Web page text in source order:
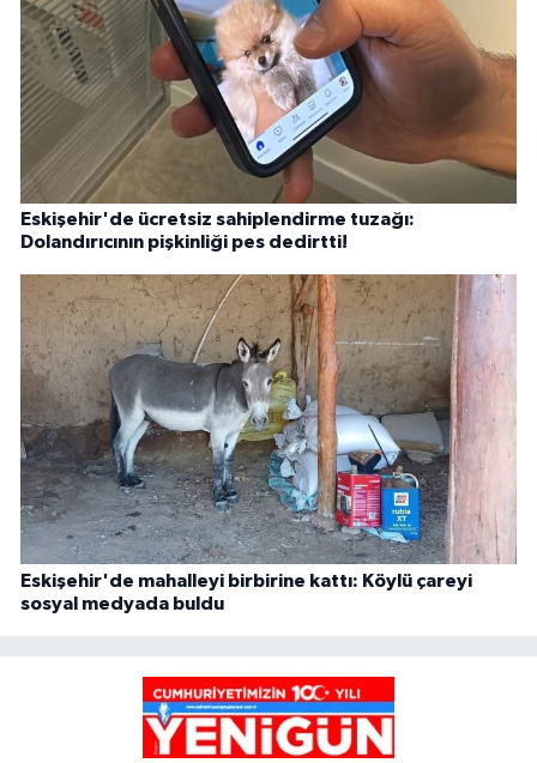
Eskişehir'de ücretsiz sahiplendirme tuzağı:
Dolandırıcının pişkinliği pes dedirtti!
Eskişehir'de mahalleyi birbirine kattı: Köylü çareyi
sosyal medyada buldu